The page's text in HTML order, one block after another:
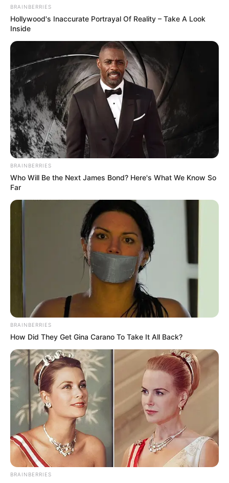
¡ESCÁNDALO
FAMILIAR! Se casó
con su propio tío y lo
que pasó cuando
tuvieron hijos dejó
con la boca abierta a
BRAINBERRIES
Hollywood's Inaccurate Portrayal Of Reality – Take A Look
Inside
BRAINBERRIES
Who Will Be the Next James Bond? Here's What We Know So
Far
BRAINBERRIES
How Did They Get Gina Carano To Take It All Back?
BRAINBERRIES